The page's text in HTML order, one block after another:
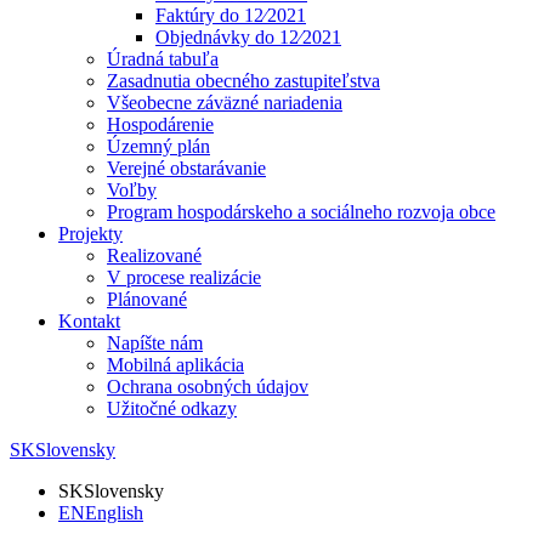
Faktúry do 12⁄2021
Objednávky do 12⁄2021
Úradná tabuľa
Zasadnutia obecného zastupiteľstva
Všeobecne záväzné nariadenia
Hospodárenie
Územný plán
Verejné obstarávanie
Voľby
Program hospodárskeho a sociálneho rozvoja obce
Projekty
Realizované
V procese realizácie
Plánované
Kontakt
Napíšte nám
Mobilná aplikácia
Ochrana osobných údajov
Užitočné odkazy
SKSlovensky
SKSlovensky
ENEnglish